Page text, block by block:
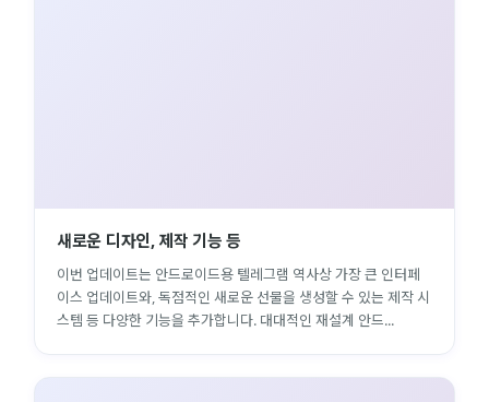
새로운 디자인, 제작 기능 등
이번 업데이트는 안드로이드용 텔레그램 역사상 가장 큰 인터페
이스 업데이트와, 독점적인 새로운 선물을 생성할 수 있는 제작 시
스템 등 다양한 기능을 추가합니다. 대대적인 재설계 안드...